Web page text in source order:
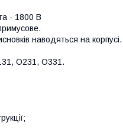
- 1800 В
наводяться на корпусі.
О231, О331.